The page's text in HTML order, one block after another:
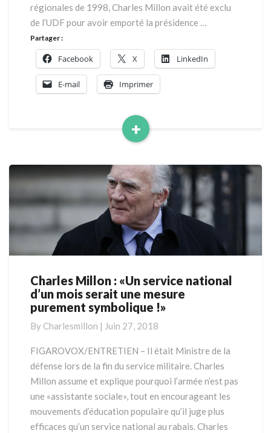
il
fallait »
régionales de 1998, Charles Millon avait été exclu
de l’UDF pour avoir emporté la présidence …
+
Read
Partager :
Facebook X LinkedIn
E-mail Imprimer
Charles
Millon
:
service
national
mois
serait
une
mesure
purement
Charles Millon : «Un service national
d’un mois serait une mesure
purement symbolique !»
By Charlesmillon | Juin 27, 2018
FIGAROVOX/ENTRETIEN – Il était Ministre de la
défense lors de la fin du service militaire. Charles
Millon assume et explique pourquoi l’armée n’est pas
une «assistante sociale», tout en encourageant les
mouvements d’éducation populaire qu’il juge plus
efficaces qu’un service national au rabais. Charles